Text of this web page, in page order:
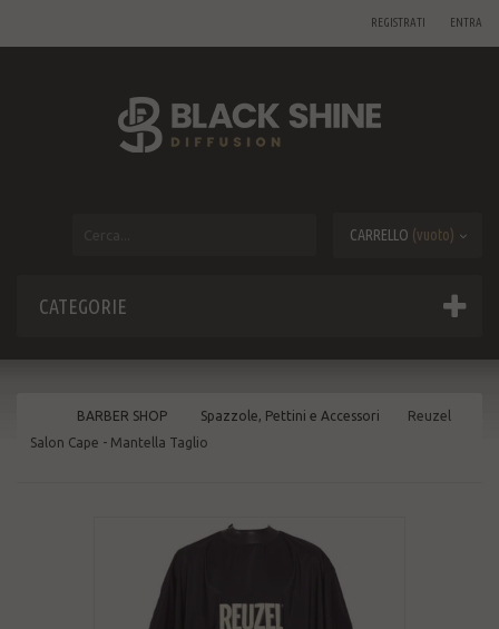
ENTRA
REGISTRATI
CARRELLO (vuoto)
CATEGORIE
BARBER SHOP Spazzole, Pettini e Accessori
Reuzel
Salon Cape - Mantella Taglio